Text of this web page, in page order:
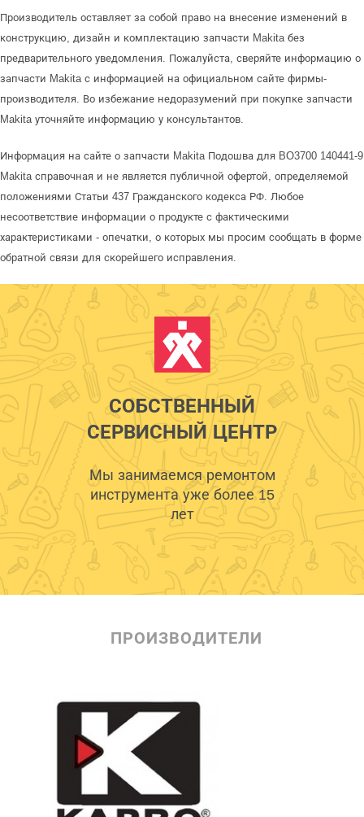
Производитель оставляет за собой право на внесение изменений в
конструкцию, дизайн и комплектацию запчасти Makita без
предварительного уведомления. Пожалуйста, сверяйте информацию о
запчасти Makita с информацией на официальном сайте фирмы-
производителя. Во избежание недоразумений при покупке запчасти
Makita уточняйте информацию у консультантов.
Информация на сайте о запчасти Makita Подошва для BO3700 140441-9
Makita справочная и не является публичной офертой, определяемой
положениями Статьи 437 Гражданского кодекса РФ. Любое
несоответствие информации о продукте с фактическими
характеристиками - опечатки, о которых мы просим сообщать в форме
обратной связи для скорейшего исправления.
СОБСТВЕННЫЙ
СЕРВИСНЫЙ ЦЕНТР
Мы занимаемся ремонтом
инструмента уже более 15
лет
ПРОИЗВОДИТЕЛИ